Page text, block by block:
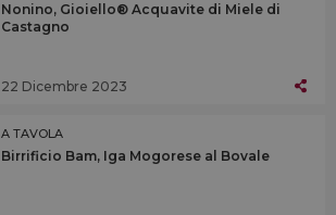
Nonino, Gioiello® Acquavite di Miele di
Castagno
22 Dicembre 2023
A TAVOLA
Birrificio Bam, Iga Mogorese al Bovale